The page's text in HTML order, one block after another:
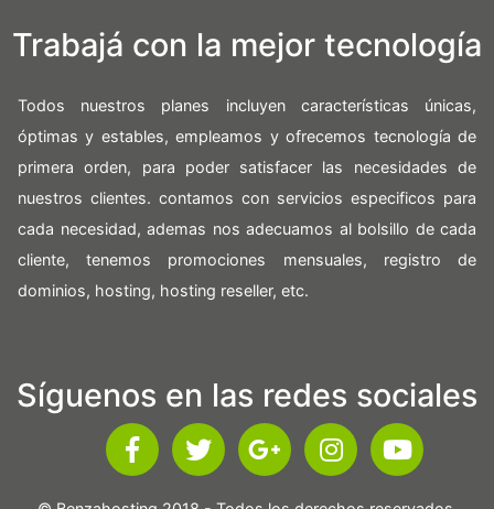
Trabajá con la mejor tecnología
Todos nuestros planes incluyen características únicas,
óptimas y estables, empleamos y ofrecemos tecnología de
primera orden, para poder satisfacer las necesidades de
nuestros clientes. contamos con servicios especificos para
cada necesidad, ademas nos adecuamos al bolsillo de cada
cliente, tenemos promociones mensuales, registro de
dominios, hosting, hosting reseller, etc.
Síguenos en las redes sociales